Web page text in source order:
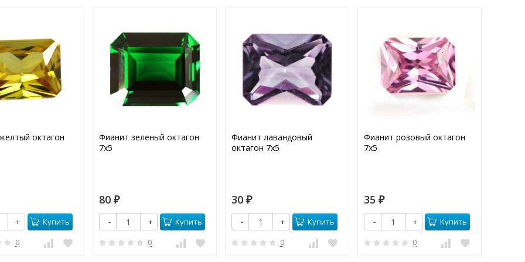
октагон
+ Купить
0
Фианит зеленый октагон
7х5
80 ₽
- + Купить
0
Фианит лавандовый
октагон 7х5
30 ₽
- + Купить
0
Фианит розовый октагон
7х5
35 ₽
- + Купить
0